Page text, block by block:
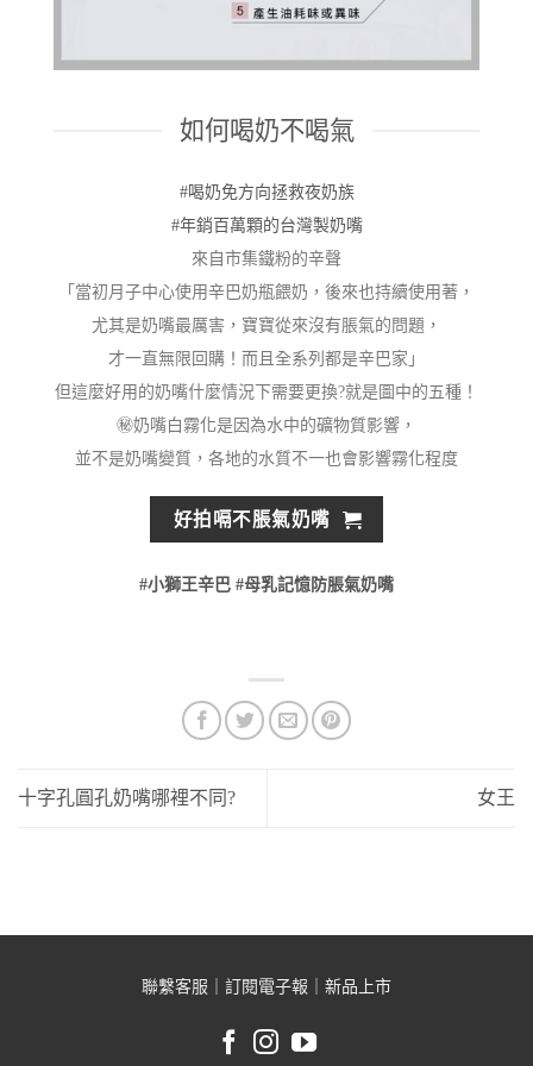
如何喝奶不喝氣
#喝奶免方向拯救夜奶族
#年銷百萬顆的台灣製奶嘴
來自市集鐵粉的辛聲
「當初月子中心使用辛巴奶瓶餵奶，後來也持續使用著，
尤其是奶嘴最厲害，寶寶從來沒有脹氣的問題，
才一直無限回 購！而且全系列都是辛巴家」
但這麼好用的奶嘴什麼情況下需要更換?就是圖中的五種！
㊙奶嘴白霧化是因為水中的礦物質影響，
並不是奶嘴變質，各地的水質不一也會影響霧化程度
好拍嗝不脹氣奶嘴
#小獅王辛巴 #母乳記憶防脹氣奶嘴
十字孔圓孔奶嘴哪裡不同? 女王
聯繫客服 訂閱電子報 新品上市